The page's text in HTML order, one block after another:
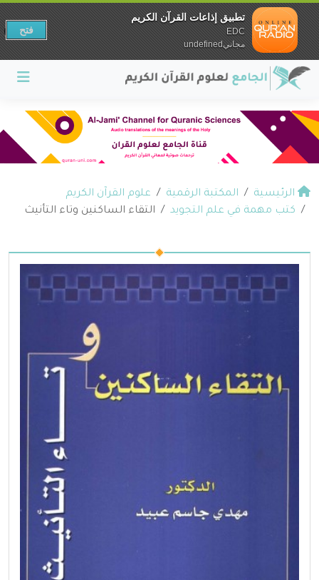
الرئيسية المكتبة الرقمية
علوم القرآن الكريم
كتب مهمة في علم التجويد
التقاء الساكنين وتاء التأنيث
تطبيق إذاعات القرآن الكريم
EDC
مجانيundefined
فتح